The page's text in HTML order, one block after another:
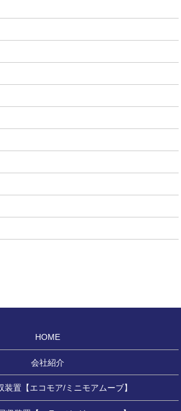
HOME
会社紹介
装置【エコモア/ミニモアムーブ】